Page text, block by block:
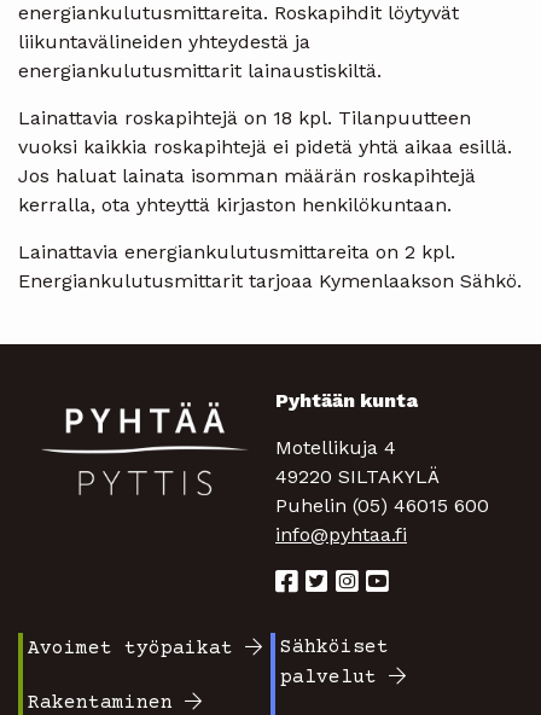
energiankulutusmittareita. Roskapihdit löytyvät
liikuntavälineiden yhteydestä ja
energiankulutusmittarit lainaustiskiltä.
Lainattavia roskapihtejä on 18 kpl. Tilanpuutteen
vuoksi kaikkia roskapihtejä ei pidetä yhtä aikaa esillä.
Jos haluat lainata isomman määrän roskapihtejä
kerralla, ota yhteyttä kirjaston henkilökuntaan.
Lainattavia energiankulutusmittareita on 2 kpl.
Energiankulutusmittarit tarjoaa Kymenlaakson Sähkö.
Pyhtään kunta
Motellikuja 4
49220 SILTAKYLÄ
Puhelin (05) 46015 600
info@pyhtaa.fi
valikko
Avoimet työpaikat
Rakentaminen
Footer
Sähköiset
palvelut